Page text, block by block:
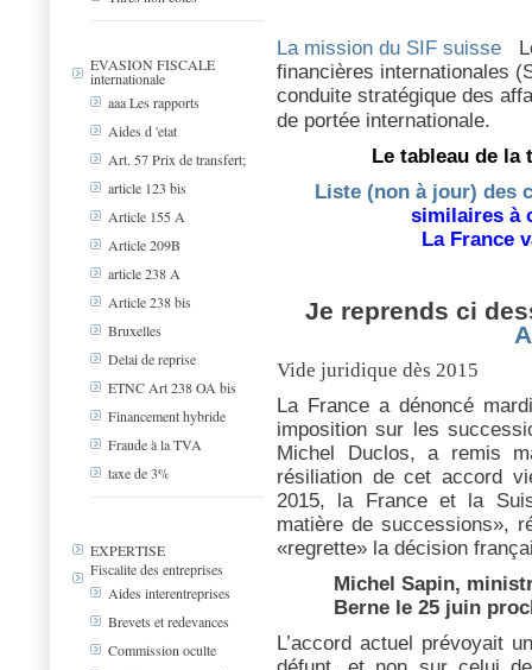
EVASION FISCALE
internationale
aaa Les rapports
Aides d 'etat
Art. 57 Prix de transfert;
article 123 bis
Article 155 A
Article 209B
article 238 A
Article 238 bis
Bruxelles
Delai de reprise
ETNC Art 238 OA bis
Financement hybride
Fraude à la TVA
taxe de 3%
EXPERTISE
Fiscalite des entreprises
Aides interentreprises
Brevets et redevances
Commission oculte
La mission du SIF suisse
financières internationales
conduite stratégique des
de portée internationale.
Le tableau de
Liste (non à jour) des
similaires à
La France
Je reprends ci
Vide juridique dès 2015
La France a dénoncé
imposition sur les
Michel Duclos, a remis
résiliation de cet accord
2015, la France et la
matière de successions»,
«regrette» la décision
Michel Sapin,
Berne le 25 juin
L’accord actuel prévoyait